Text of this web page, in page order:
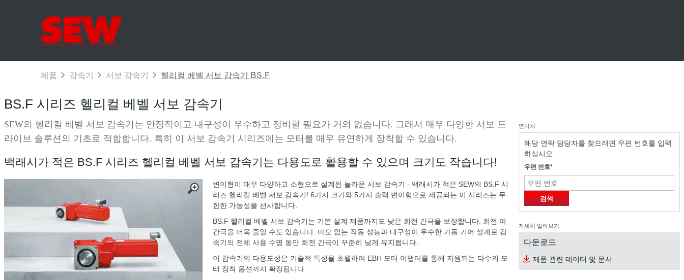
BS.F 시리즈 헬리컬 베벨 서보 감속기
SEW의 헬리컬 베벨 서보 감속기는 안정적이고 내구성이 우수하고 정비할 필요가 거의 없습니다. 그래서 매우 다양한 서보 드
라이브 솔루션의 기초로 적합합니다. 특히 이 서보 감속기 시리즈에는 모터를 매우 유연하게 장착할 수 있습니다.
백래시가 적은 BS.F 시리즈 헬리컬 베벨 서보 감속기는 다용도로 활용할 수 있으며 크기도 작습니다!
변이형이 매우 다양하고 소형으로 설계된 놀라운 서보 감속기 - 백래시가 적은 SEW의 BS.F 시
리즈 헬리컬 베벨 서보 감속기! 6가지 크기와 5가지 출력 변이형으로 제공되는 이 시리즈는 무
한한 가능성을 선사합니다.
BS.F 헬리컬 베벨 서보 감속기는 기본 설계 제품까지도 낮은 회전 간극을 보장합니다. 회전 여
간극을 더욱 줄일 수도 있습니다. 마모 없는 작동 성능과 내구성이 우수한 가동 기어 설계로 감
속기의 전체 사용 수명 동안 회전 간극이 꾸준히 낮게 유지됩니다.
이 감속기의 다용도성은 기술적 특성을 초월하여 EBH 모터 어댑터를 통해 지원되는 다수의 모
터 장착 옵션까지 확장됩니다.
연락처
해당 연락 담당자를 찾으려면 우편 번호를 입력
하십시오.
우편 번호*
검색
자세히 알아보기
다운로드
제품 관련 데이터 및 문서